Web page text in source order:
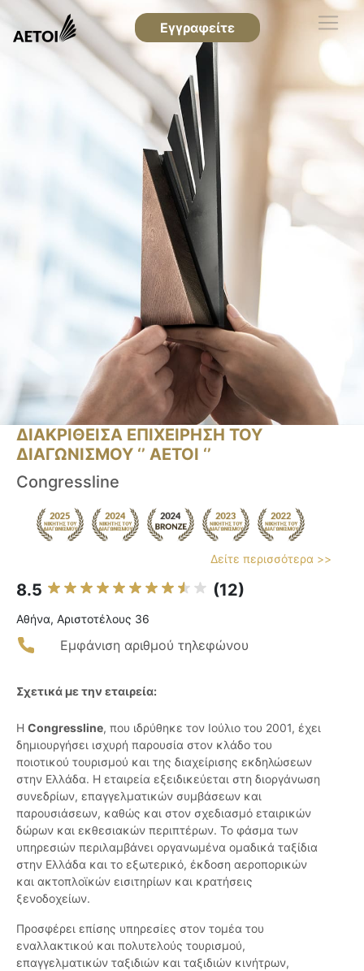
Εγγραφείτε
ΔΙΑΚΡΙΘΕΙΣΑ ΕΠΙΧΕΙΡΗΣΗ ΤΟΥ
ΔΙΑΓΩΝΙΣΜΟΥ ‘’ ΑΕΤΟΙ ‘’
Congressline
Δείτε περισσότερα >>
8.5 (12)
Αθήνα, Αριστοτέλους 36
Εμφάνιση αριθμού τηλεφώνου
Σχετικά με την εταιρεία:
Η Congressline, που ιδρύθηκε τον Ιούλιο του 2001, έχει
δημιουργήσει ισχυρή παρουσία στον κλάδο του
ποιοτικού τουρισμού και της διαχείρισης εκδηλώσεων
στην Ελλάδα. Η εταιρεία εξειδικεύεται στη διοργάνωση
συνεδρίων, επαγγελματικών συμβάσεων και
παρουσιάσεων, καθώς και στον σχεδιασμό εταιρικών
δώρων και εκθεσιακών περιπτέρων. Το φάσμα των
υπηρεσιών περιλαμβάνει οργανωμένα ομαδικά ταξίδια
στην Ελλάδα και το εξωτερικό, έκδοση αεροπορικών
και ακτοπλοϊκών εισιτηρίων και κρατήσεις
ξενοδοχείων.
Προσφέρει επίσης υπηρεσίες στον τομέα του
εναλλακτικού και πολυτελούς τουρισμού,
επαγγελματικών ταξιδιών και ταξιδιών κινήτρων,